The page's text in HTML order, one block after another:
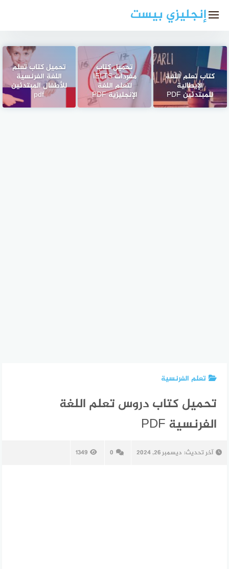
إنجليزي بيست
كتاب تعلم اللغة
الإيطالية
للمبتدئين PDF
تحميل كتاب
مفردات IELTS
لتعلم اللغة
الإنجليزية PDF
تحميل كتاب تعلم
اللغة الفرنسية
للأطفال المبتدئين
pdf
تعلم الفرنسية
تحميل كتاب دروس تعلم اللغة
الفرنسية PDF
آخر تحديث: ديسمبر 26, 2024 0
1349